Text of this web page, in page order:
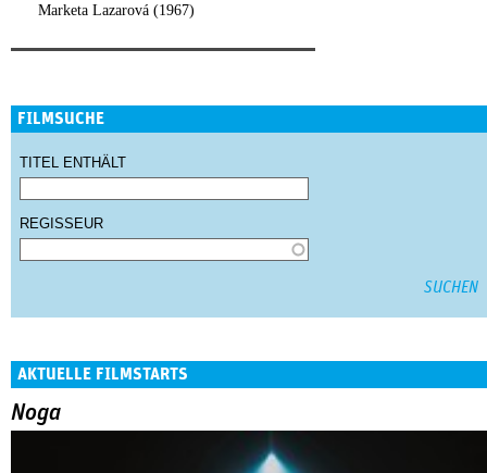
Marketa Lazarová (1967)
FILMSUCHE
TITEL ENTHÄLT
REGISSEUR
AKTUELLE FILMSTARTS
Noga